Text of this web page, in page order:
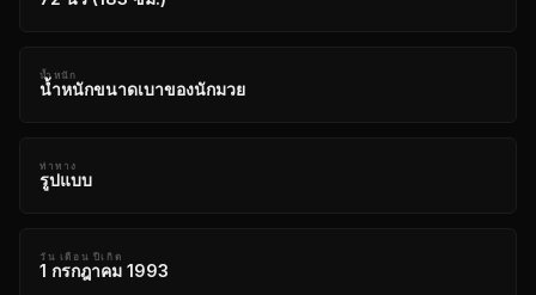
น้ำหนัก
น้ำหนักขนาดเบาของนักมวย
ท่าทาง
รูปแบบ
วัน เดือน ปีเกิด
1 กรกฎาคม 1993